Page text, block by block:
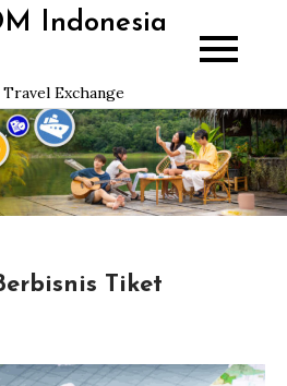
Indonesia
Exchange
Tiket